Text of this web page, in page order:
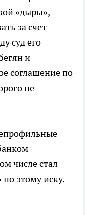
«дыры»,
за счет
суд его
и
соглашение по
не
числе стал
этому иску.